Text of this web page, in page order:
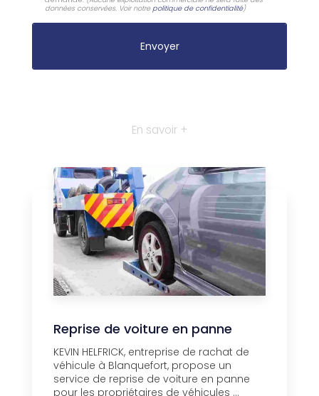
données conservées. Voir notrepolitique de confidentialité)
En savoir +
Reprise de voiture en panne
KEVIN HELFRICK, entreprise de rachat de
véhicule à Blanquefort, propose un
service de reprise de voiture en panne
pour les propriétaires de véhicules ...